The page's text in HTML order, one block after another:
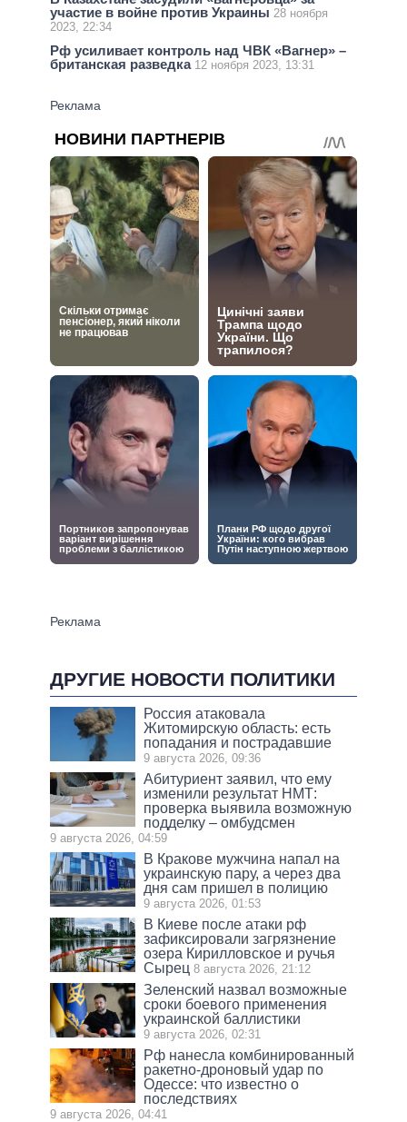
участие в войне против Украины 28 ноября
2023, 22:34
Рф усиливает контроль над ЧВК «Вагнер» –
британская разведка 12 ноября 2023, 13:31
ДРУГИЕ НОВОСТИ ПОЛИТИКИ
Россия атаковала
Житомирскую область: есть
попадания и пострадавшие
9 августа 2026, 09:36
Абитуриент заявил, что ему
изменили результат НМТ:
проверка выявила возможную
подделку – омбудсмен
9 августа 2026, 04:59
В Кракове мужчина напал на
украинскую пару, а через два
дня сам пришел в полицию
9 августа 2026, 01:53
В Киеве после атаки рф
зафиксировали загрязнение
озера Кирилловское и ручья
Сырец 8 августа 2026, 21:12
Зеленский назвал возможные
сроки боевого применения
украинской баллистики
9 августа 2026, 02:31
Рф нанесла комбинированный
ракетно-дроновый удар по
Одессе: что известно о
последствиях
9 августа 2026, 04:41